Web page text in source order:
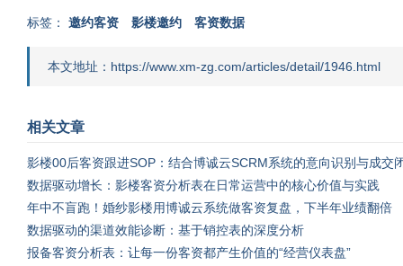
标签： 邀约客资 影楼邀约 客资数据
本文地址：https://www.xm-zg.com/articles/detail/1946.html
相关文章
影楼00后客资跟进SOP：结合博诚云SCRM系统的意向识别与成交
数据驱动增长：影楼客资分析表在日常运营中的核心价值与实践
年中不盲跑！婚纱影楼用博诚云系统做客资复盘，下半年业绩翻倍
数据驱动的渠道效能诊断：基于销控表的深度分析
报备客资分析表：让每一份客资都产生价值的“经营仪表盘”